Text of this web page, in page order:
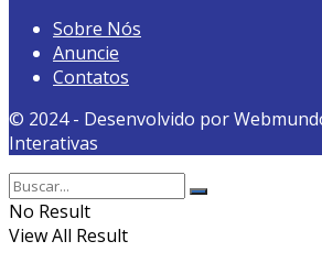
Sobre Nós
Anuncie
Contatos
© 2024 - Desenvolvido por
Interativas
No Result
View All Result